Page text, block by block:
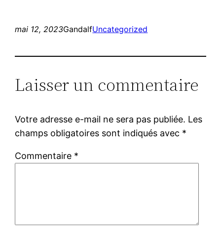
mai 12, 2023GandalfUncategorized
Laisser un commentaire
Votre adresse e-mail ne sera pas publiée. Les
champs obligatoires sont indiqués avec *
Commentaire *